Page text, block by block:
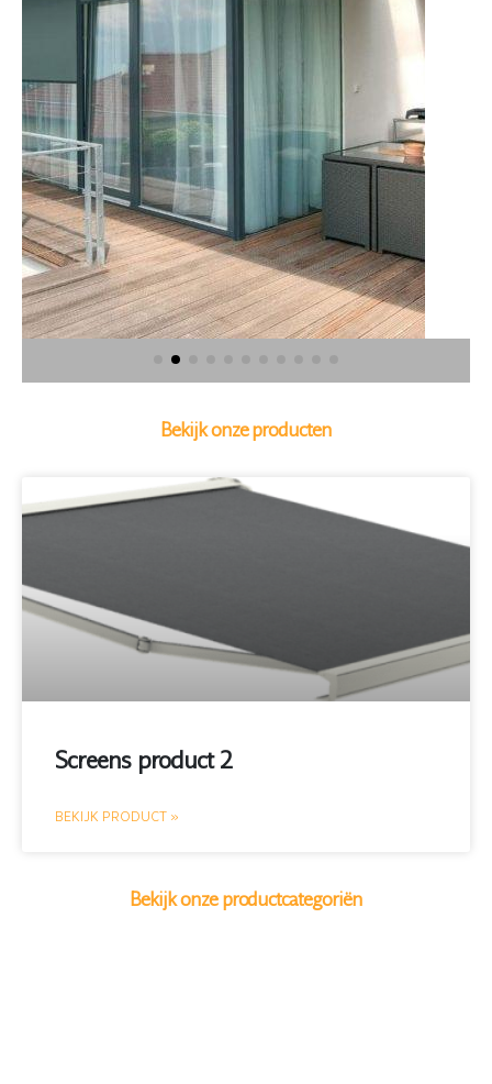
Bekijk onze producten
Screens product 2
BEKIJK PRODUCT »
Bekijk onze productcategoriën